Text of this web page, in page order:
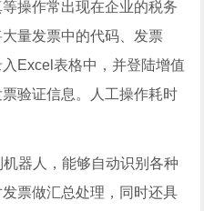
操作常出现在企业的税务
量发票中的代码、发票
Excel表格中，并登陆增值
验证信息。人工操作耗时
器人，能够自动识别各种
票做汇总处理，同时还具